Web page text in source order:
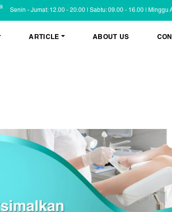
Senin - Jumat: 12.00 - 20.00 | Sabtu: 09.00 - 16.00 | Minggu
Kulit Lain
Kulit
ARTICLE
Informasi Umum
Cerita Pasien
ABOUT US